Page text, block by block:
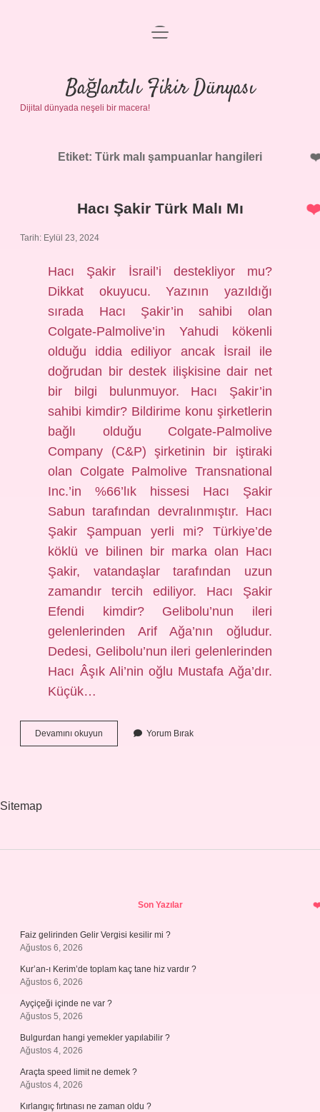
Anasayfa
Gizlilik Politikası
Yasal Uyarı
menüyü
Bağlantılı Fikir Dünyası
Dijital dünyada neşeli bir macera!
Etiket: Türk malı şampuanlar hangileri
Hacı Şakir Türk Malı Mı
Tarih: Eylül 23, 2024
Hacı Şakir İsrail’i destekliyor mu?
Dikkat okuyucu. Yazının yazıldığı
sırada Hacı Şakir’in sahibi olan
Colgate-Palmolive’in Yahudi kökenli
olduğu iddia ediliyor ancak İsrail ile
doğrudan bir destek ilişkisine dair net
bir bilgi bulunmuyor. Hacı Şakir’in
sahibi kimdir? Bildirime konu şirketlerin
bağlı olduğu Colgate-Palmolive
Company (C&P) şirketinin bir iştiraki
olan Colgate Palmolive Transnational
Inc.’in %66’lık hissesi Hacı Şakir
Sabun tarafından devralınmıştır. Hacı
Şakir Şampuan yerli mi? Türkiye’de
köklü ve bilinen bir marka olan Hacı
Şakir, vatandaşlar tarafından uzun
zamandır tercih ediliyor. Hacı Şakir
Efendi kimdir? Gelibolu’nun ileri
gelenlerinden Arif Ağa’nın oğludur.
Dedesi, Gelibolu’nun ileri gelenlerinden
Hacı Âşık Ali’nin oğlu Mustafa Ağa’dır.
Küçük…
Devamını okuyun
Şakir
Yorum Bırak
Sitemap
Son Yazılar
Faiz gelirinden Gelir Vergisi kesilir mi ?
Ağustos 6, 2026
Kur’an-ı Kerim’de toplam kaç tane hiz vardır ?
Ağustos 6, 2026
Ayçiçeği içinde ne var ?
Ağustos 5, 2026
Bulgurdan hangi yemekler yapılabilir ?
Ağustos 4, 2026
Araçta speed limit ne demek ?
Ağustos 4, 2026
Kırlangıç fırtınası ne zaman oldu ?